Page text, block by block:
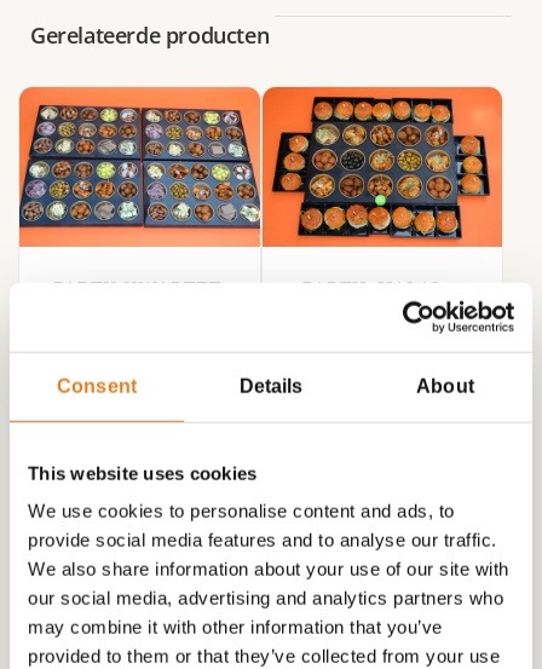
Consent Details About
This website uses cookies
We use cookies to personalise content and ads, to
provide social media features and to analyse our traffic.
We also share information about your use of our site with
our social media, advertising and analytics partners who
may combine it with other information that you’ve
provided to them or that they’ve collected from your use
Gerelateerde producten
PARTY-KWARTET-
uitneembare bakjes)
PARTY -HALAL –
BITES + 20 HALAL
BURGERS!